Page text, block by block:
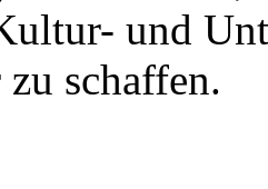
und
schaffen.